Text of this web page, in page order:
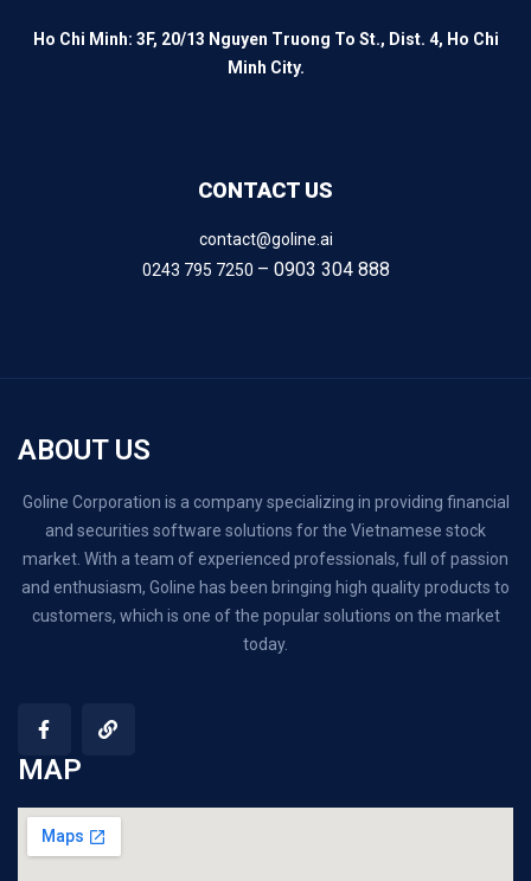
Ho Chi Minh: 3F, 20/13 Nguyen Truong To St., Dist. 4, Ho Chi
Minh City.
CONTACT US
contact@goline.ai
0243 795 7250 – 0903 304 888
ABOUT US
Goline Corporation is a company specializing in providing financial
and securities software solutions for the Vietnamese stock
market. With a team of experienced professionals, full of passion
and enthusiasm, Goline has been bringing high quality products to
customers, which is one of the popular solutions on the market
today.
MAP